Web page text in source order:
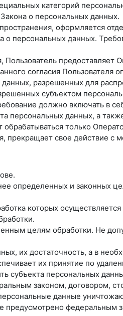
категорий
о персональных данных.
оформляется
персональных данных.
предоставляет
согласия Пользователя
разрешенных для
субъектом
должно включать в
данных, а
только
свое действие с
определенных и законных
которых
целям обработки. Не
их достаточность, а в
их принятие по
субъекта персональных
законом, договором,
данные
предусмотрено федеральным